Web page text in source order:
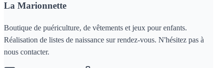
La Marionnette
Boutique de puériculture, de vêtements et jeux pour enfants.
Réalisation de listes de naissance sur rendez-vous. N'hésitez pas à
nous contacter.